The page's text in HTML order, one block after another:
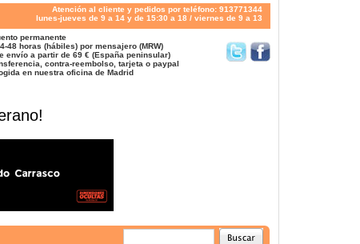
Atención al cliente y pedidos por teléfono: 913771344
lunes-jueves de 9 a 14 y de 15:30 a 18 / viernes de 9 a 13
permanente
48 horas (hábiles) por mensajero (MRW)
envío a partir de 69 € (España peninsular)
contra-reembolso, tarjeta o paypal
en nuestra oficina de Madrid